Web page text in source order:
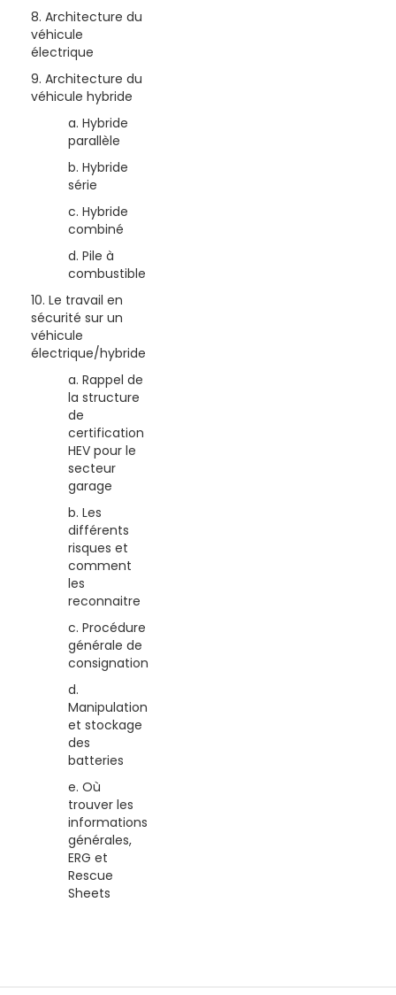
8. Architecture du
véhicule
électrique
9. Architecture du
véhicule hybride
a. Hybride
parallèle
b. Hybride
série
c. Hybride
combiné
d. Pile à
combustible
10. Le travail en
sécurité sur un
véhicule
électrique/hybride
a. Rappel de
la structure
de
certification
HEV pour le
secteur
garage
b. Les
différents
risques et
comment
les
reconnaitre
c. Procédure
générale de
consignation
d.
Manipulation
et stockage
des
batteries
e. Où
trouver les
informations
générales,
ERG et
Rescue
Sheets